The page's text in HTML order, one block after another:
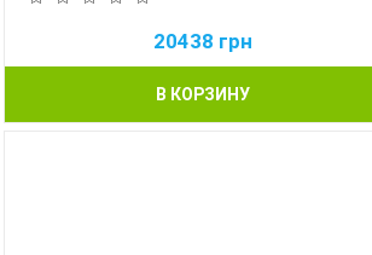
20438 грн
В КОРЗИНУ